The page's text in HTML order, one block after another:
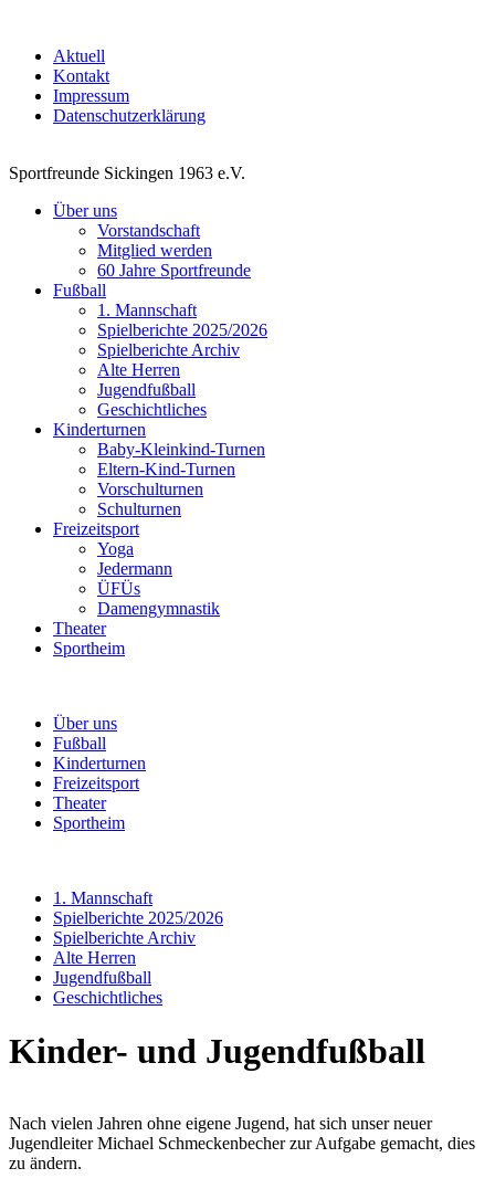
Aktuell
Kontakt
Impressum
Datenschutzerklärung
Sportfreunde Sickingen 1963 e.V.
Über uns
Vorstandschaft
Mitglied werden
60 Jahre Sportfreunde
Fußball
1. Mannschaft
Spielberichte 2025/2026
Spielberichte Archiv
Alte Herren
Jugendfußball
Geschichtliches
Kinderturnen
Baby-Kleinkind-Turnen
Eltern-Kind-Turnen
Vorschulturnen
Schulturnen
Freizeitsport
Yoga
Jedermann
ÜFÜs
Damengymnastik
Theater
Sportheim
Über uns
Fußball
Kinderturnen
Freizeitsport
Theater
Sportheim
1. Mannschaft
Spielberichte 2025/2026
Spielberichte Archiv
Alte Herren
Jugendfußball
Geschichtliches
Kinder- und Jugendfußball
Nach vielen Jahren ohne eigene Jugend, hat sich unser neuer
Jugendleiter Michael Schmeckenbecher zur Aufgabe gemacht, dies
zu ändern.